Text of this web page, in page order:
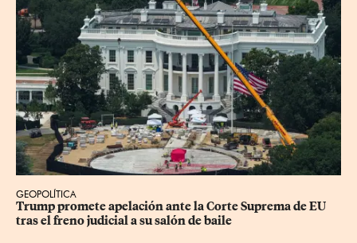
GEOPOLÍTICA
Trump promete apelación ante la Corte Suprema de EU
tras el freno judicial a su salón de baile